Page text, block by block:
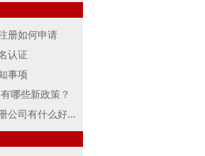
册如何申请
认证
事项
哪些新政策？
在上海自贸区注册公司有什么好处？